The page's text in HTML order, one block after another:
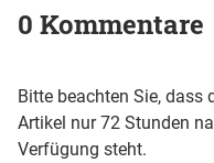
0 Kommentare
Bitte beachten Sie, dass
Artikel nur 72 Stunden
Verfügung steht.